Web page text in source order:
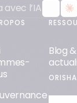
l’IA
Blog &